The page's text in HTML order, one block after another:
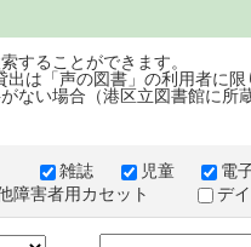
することができます。
は「声の図書」の利用者に限
ない場合（港区立図書館に所
雑誌 児童
電
障害者用カセット
デ